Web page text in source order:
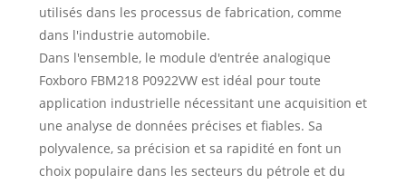
utilisés dans les processus de fabrication, comme
dans l'industrie automobile.
Dans l'ensemble, le module d'entrée analogique
Foxboro FBM218 P0922VW est idéal pour toute
application industrielle nécessitant une acquisition et
une analyse de données précises et fiables. Sa
polyvalence, sa précision et sa rapidité en font un
choix populaire dans les secteurs du pétrole et du